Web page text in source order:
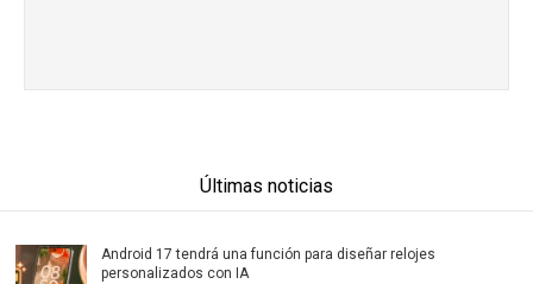
Últimas noticias
Android 17 tendrá una función para diseñar relojes
personalizados con IA